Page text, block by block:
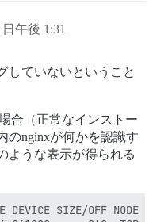
午後 1:31
していないということ
合（正常なインストー
のnginxが何かを認識す
ような表示が得られる
SIZE/OFF NODE